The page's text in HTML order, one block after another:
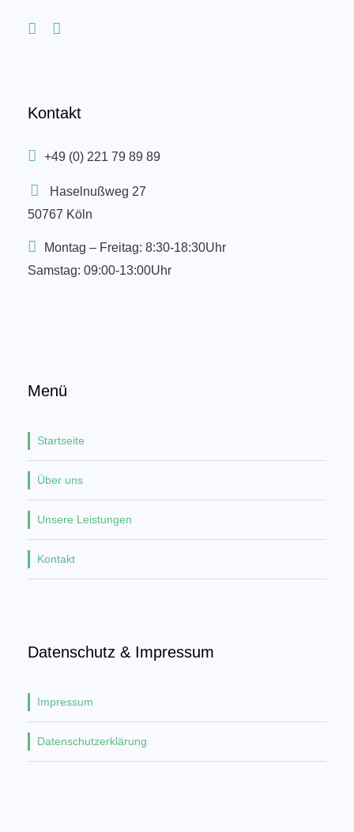
Kontakt
+49 (0) 221 79 89 89
Haselnußweg 27
50767 Köln
Montag – Freitag: 8:30-18:30Uhr
Samstag: 09:00-13:00Uhr
Menü
Startseite
Über uns
Unsere Leistungen
Kontakt
Datenschutz & Impressum
Impressum
Datenschutzerklärung